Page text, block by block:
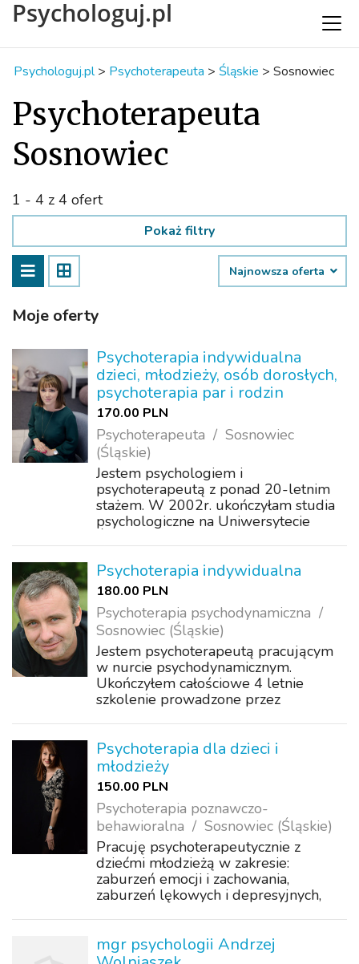
Psychologuj.pl
Psychologuj.pl > Psychoterapeuta > Śląskie > Sosnowiec
Psychoterapeuta
Sosnowiec
1 - 4 z 4 ofert
Pokaż filtry
Najnowsza oferta
Moje oferty
Psychoterapia indywidualna
dzieci, młodzieży, osób dorosłych,
psychoterapia par i rodzin
170.00 PLN
Psychoterapeuta
Sosnowiec
(Śląskie)
Jestem psychologiem i
psychoterapeutą z ponad 20-letnim
stażem. W 2002r. ukończyłam studia
psychologiczne na Uniwersytecie
psychologicznej z dziećmi i młodzieżą.
Równocześnie podjęłam studia z ...
Psychoterapia indywidualna
180.00 PLN
Psychoterapia psychodynamiczna
Sosnowiec (Śląskie)
Jestem psychoterapeutą pracującym
w nurcie psychodynamicznym.
Ukończyłem całościowe 4 letnie
szkolenie prowadzone przez
doświadczenie poszerzałem również
szkoląc się w Fundacji Rozwoju
Terapii Rodzin na Szlak...
Psychoterapia dla dzieci i
młodzieży
150.00 PLN
Psychoterapia poznawczo-
behawioralna
Sosnowiec (Śląskie)
Pracuję psychoterapeutycznie z
dziećmi młodzieżą w zakresie:
zaburzeń emocji i zachowania,
zaburzeń lękowych i depresyjnych,
neuroatypowości, spektrum autyzmu.
mgr psychologii Andrzej